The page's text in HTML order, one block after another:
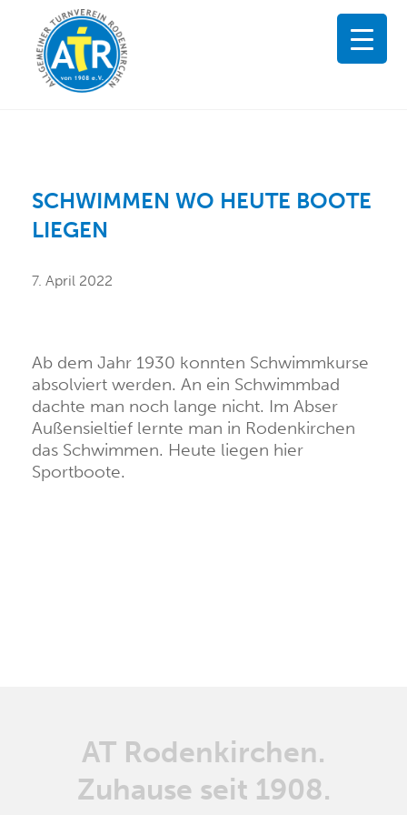
SCHWIMMEN WO HEUTE BOOTE
LIEGEN
7. April 2022
Ab dem Jahr 1930 konnten Schwimmkurse
absolviert werden. An ein Schwimmbad
dachte man noch lange nicht. Im Abser
Außensieltief lernte man in Rodenkirchen
das Schwimmen. Heute liegen hier
Sportboote.
AT Rodenkirchen.
Zuhause seit 1908.